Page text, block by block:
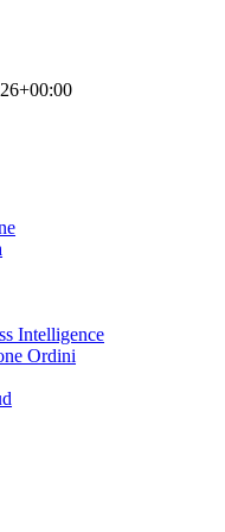
Intelligence
Ordini